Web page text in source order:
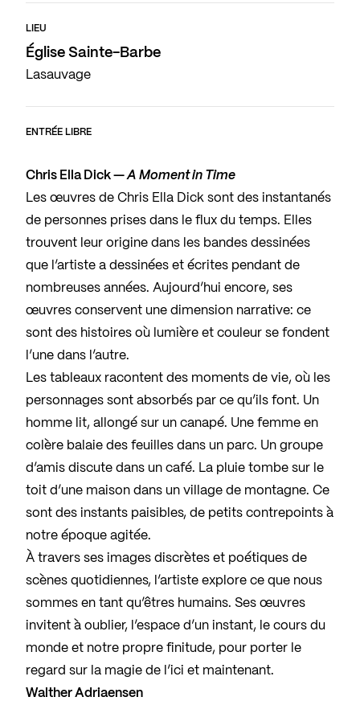
LIEU
Église Sainte-Barbe
Lasauvage
ENTRÉE LIBRE
Chris Ella Dick —A Moment in Time
Les œuvres de Chris Ella Dick sont des instantanés
de personnes prises dans le flux du temps. Elles
trouvent leur origine dans les bandes dessinées
que l’artiste a dessinées et écrites pendant de
nombreuses années. Aujourd’hui encore, ses
œuvres conservent une dimension narrative: ce
sont des histoires où lumière et couleur se fondent
l’une dans l’autre.
Les tableaux racontent des moments de vie, où les
personnages sont absorbés par ce qu’ils font. Un
homme lit, allongé sur un canapé. Une femme en
colère balaie des feuilles dans un parc. Un groupe
d’amis discute dans un café. La pluie tombe sur le
toit d’une maison dans un village de montagne. Ce
sont des instants paisibles, de petits contrepoints à
notre époque agitée.
À travers ses images discrètes et poétiques de
scènes quotidiennes, l’artiste explore ce que nous
sommes en tant qu’êtres humains. Ses œuvres
invitent à oublier, l’espace d’un instant, le cours du
monde et notre propre finitude, pour porter le
regard sur la magie de l’ici et maintenant.
Walther Adriaensen